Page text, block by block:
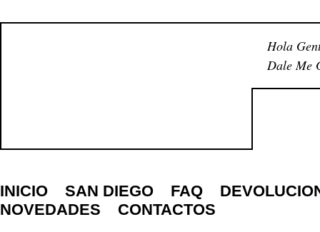
Hola
Dale Me
INICIO SAN DIEGO FAQ
NOVEDADES
CONTACTOS